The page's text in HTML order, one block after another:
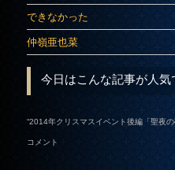
できなかった
仲嶺亜也菜
今日はこんな記事が人気
“2014年クリスマスイベント後編「聖夜
コメント